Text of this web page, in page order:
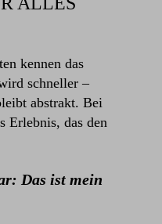
kennen das
schneller –
abstrakt. Bei
Erlebnis, das den
Das ist mein